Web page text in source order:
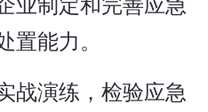
置能力。
战演练，检验应急